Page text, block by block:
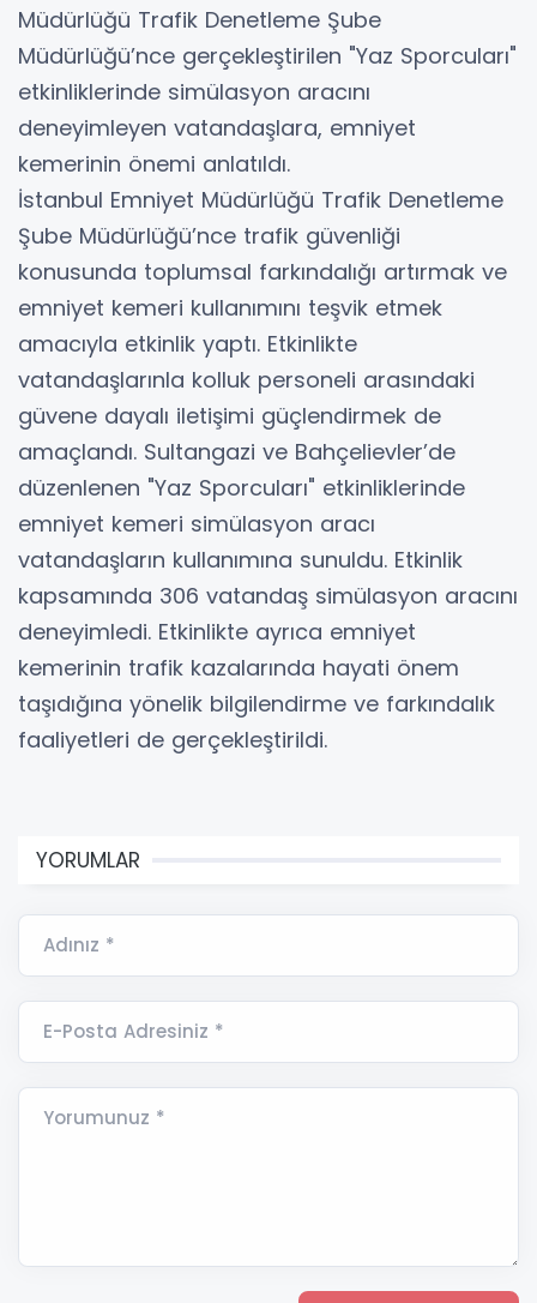
Müdürlüğü Trafik Denetleme Şube
Müdürlüğü’nce gerçekleştirilen "Yaz Sporcuları"
etkinliklerinde simülasyon aracını
deneyimleyen vatandaşlara, emniyet
kemerinin önemi anlatıldı.
İstanbul Emniyet Müdürlüğü Trafik Denetleme
Şube Müdürlüğü’nce trafik güvenliği
konusunda toplumsal farkındalığı artırmak ve
emniyet kemeri kullanımını teşvik etmek
amacıyla etkinlik yaptı. Etkinlikte
vatandaşlarınla kolluk personeli arasındaki
güvene dayalı iletişimi güçlendirmek de
amaçlandı. Sultangazi ve Bahçelievler’de
düzenlenen "Yaz Sporcuları" etkinliklerinde
emniyet kemeri simülasyon aracı
vatandaşların kullanımına sunuldu. Etkinlik
kapsamında 306 vatandaş simülasyon aracını
deneyimledi. Etkinlikte ayrıca emniyet
kemerinin trafik kazalarında hayati önem
taşıdığına yönelik bilgilendirme ve farkındalık
faaliyetleri de gerçekleştirildi.
YORUMLAR
Adınız *
E-Posta Adresiniz *
Yorumunuz *